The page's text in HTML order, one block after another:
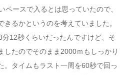
ペースで入るとは思っていたので、
きるかというのを考えていました。
12秒くらいだったんですけど、そ
したのでそのまま2000ｍもしっかり
。タイムもラスト一周を60秒で回っ